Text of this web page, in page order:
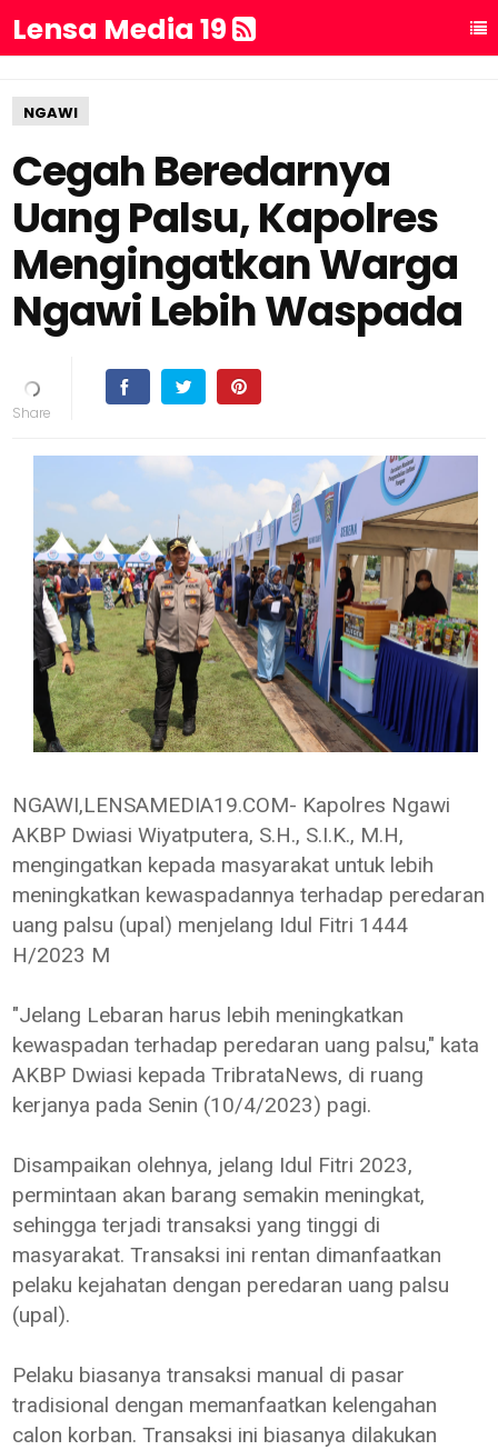
Lensa Media 19
NGAWI
Cegah Beredarnya
Uang Palsu, Kapolres
Mengingatkan Warga
Ngawi Lebih Waspada
NGAWI,LENSAMEDIA19.COM- Kapolres Ngawi
AKBP Dwiasi Wiyatputera, S.H., S.I.K., M.H,
mengingatkan kepada masyarakat untuk lebih
meningkatkan kewaspadannya terhadap peredaran
uang palsu (upal) menjelang Idul Fitri 1444
H/2023 M
"Jelang Lebaran harus lebih meningkatkan
kewaspadan terhadap peredaran uang palsu," kata
AKBP Dwiasi kepada TribrataNews, di ruang
kerjanya pada Senin (10/4/2023) pagi.
Disampaikan olehnya, jelang Idul Fitri 2023,
permintaan akan barang semakin meningkat,
sehingga terjadi transaksi yang tinggi di
masyarakat. Transaksi ini rentan dimanfaatkan
pelaku kejahatan dengan peredaran uang palsu
(upal).
Pelaku biasanya transaksi manual di pasar
tradisional dengan memanfaatkan kelengahan
calon korban. Transaksi ini biasanya dilakukan